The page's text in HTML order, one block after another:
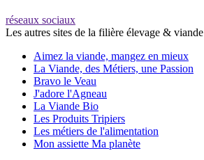
réseaux sociaux
Les autres sites de la filière élevage & viande
Aimez la viande, mangez en mieux
La Viande, des Métiers, une Passion
Bravo le Veau
J'adore l'Agneau
La Viande Bio
Les Produits Tripiers
Les métiers de l'alimentation
Mon assiette Ma planète